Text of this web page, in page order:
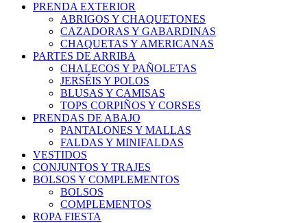
PRENDA EXTERIOR
ABRIGOS Y CHAQUETONES
CAZADORAS Y GABARDINAS
CHAQUETAS Y AMERICANAS
PARTES DE ARRIBA
CHALECOS Y PAÑOLETAS
JERSÉIS Y POLOS
BLUSAS Y CAMISAS
TOPS CORPIÑOS Y CORSES
PRENDAS DE ABAJO
PANTALONES Y MALLAS
FALDAS Y MINIFALDAS
VESTIDOS
CONJUNTOS Y TRAJES
BOLSOS Y COMPLEMENTOS
BOLSOS
COMPLEMENTOS
ROPA FIESTA